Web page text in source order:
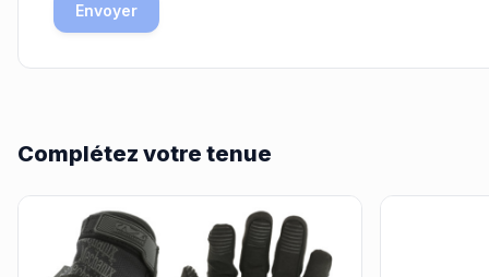
Envoyer
Complétez votre tenue